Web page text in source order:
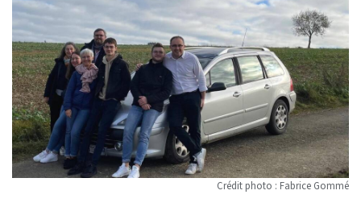
Crédit photo : Fabrice Gommé